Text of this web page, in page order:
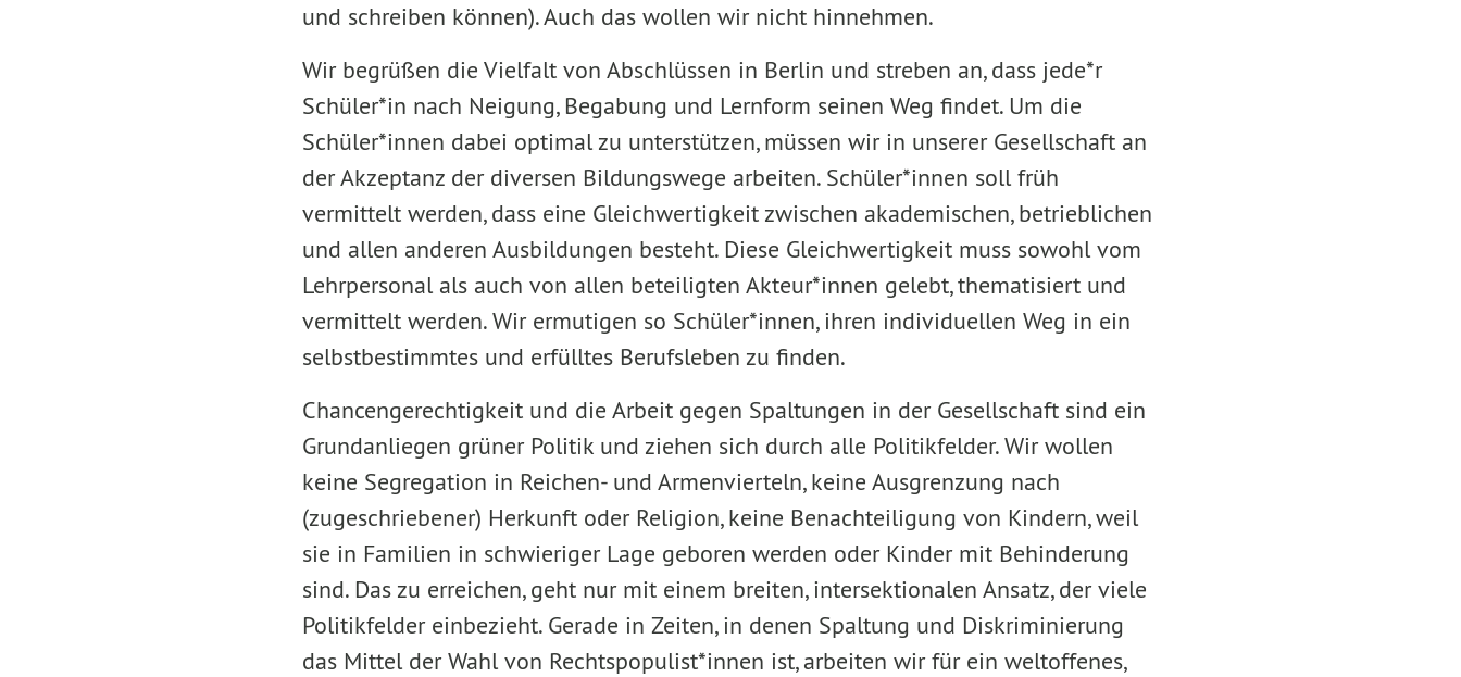
und schreiben können). Auch das wollen wir nicht hinnehmen.
Wir begrüßen die Vielfalt von Abschlüssen in Berlin und streben an, dass jede*r
Schüler*in nach Neigung, Begabung und Lernform seinen Weg findet. Um die
Schüler*innen dabei optimal zu unterstützen, müssen wir in unserer Gesellschaft an
der Akzeptanz der diversen Bildungswege arbeiten. Schüler*innen soll früh
vermittelt werden, dass eine Gleichwertigkeit zwischen akademischen, betrieblichen
und allen anderen Ausbildungen besteht. Diese Gleichwertigkeit muss sowohl vom
Lehrpersonal als auch von allen beteiligten Akteur*innen gelebt, thematisiert und
vermittelt werden. Wir ermutigen so Schüler*innen, ihren individuellen Weg in ein
selbstbestimmtes und erfülltes Berufsleben zu finden.
Chancengerechtigkeit und die Arbeit gegen Spaltungen in der Gesellschaft sind ein
Grundanliegen grüner Politik und ziehen sich durch alle Politikfelder. Wir wollen
keine Segregation in Reichen- und Armenvierteln, keine Ausgrenzung nach
(zugeschriebener) Herkunft oder Religion, keine Benachteiligung von Kindern, weil
sie in Familien in schwieriger Lage geboren werden oder Kinder mit Behinderung
sind. Das zu erreichen, geht nur mit einem breiten, intersektionalen Ansatz, der viele
Politikfelder einbezieht. Gerade in Zeiten, in denen Spaltung und Diskriminierung
das Mittel der Wahl von Rechtspopulist*innen ist, arbeiten wir für ein weltoffenes,